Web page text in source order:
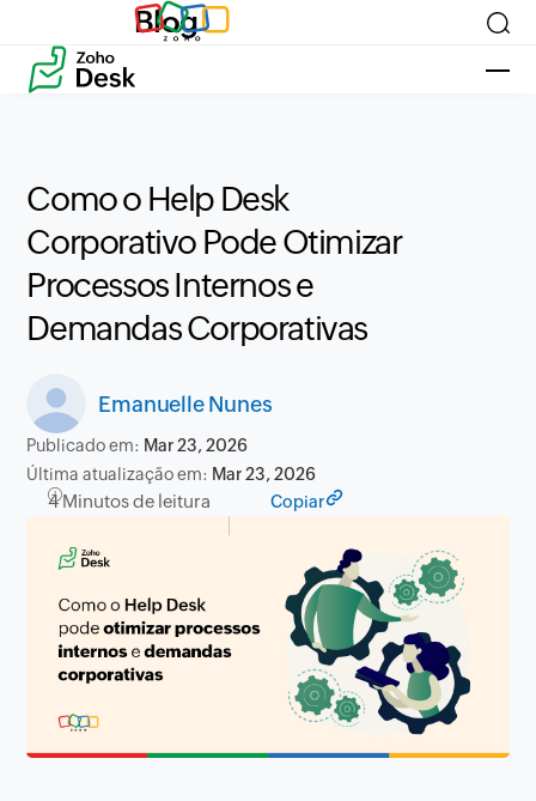
Blog
Como o Help Desk
Corporativo Pode Otimizar
Processos Internos e
Demandas Corporativas
Emanuelle Nunes
Publicado em: Mar 23, 2026
Última atualização em: Mar 23, 2026
4 Minutos de leitura Copiar